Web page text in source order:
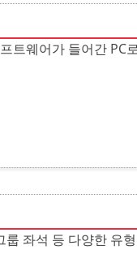
트웨어가 들어간 PC
룹 좌석 등 다양한 유